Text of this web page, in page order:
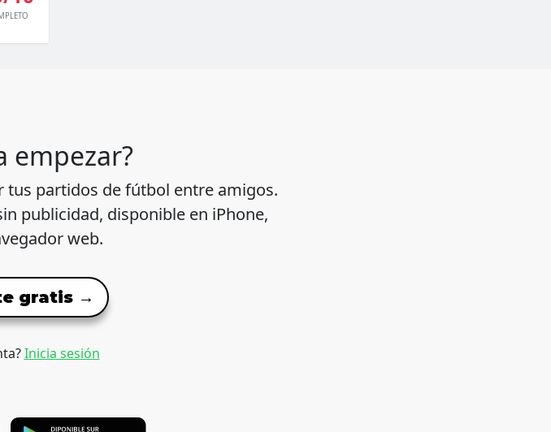
empezar?
tus partidos de fútbol entre amigos.
publicidad, disponible en iPhone,
web.
gratis →
Inicia sesión